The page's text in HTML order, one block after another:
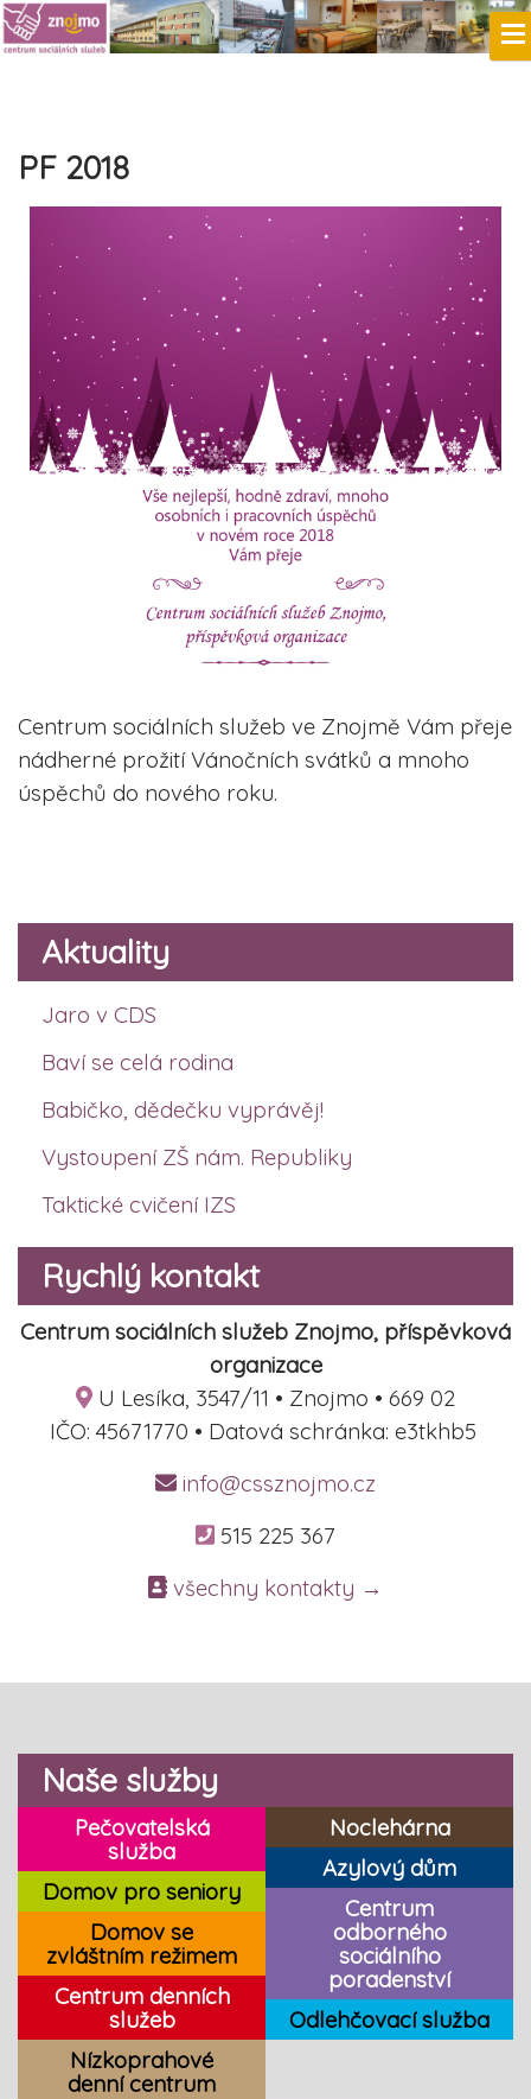
PF 2018
Centrum sociálních služeb ve Znojmě Vám přeje
nádherné prožití Vánočních svátků a mnoho
úspěchů do nového roku.
Aktuality
Jaro v CDS
Baví se celá rodina
Babičko, dědečku vyprávěj!
Vystoupení ZŠ nám. Republiky
Taktické cvičení IZS
Rychlý kontakt
Centrum sociálních služeb Znojmo, příspěvková
organizace
U Lesíka, 3547/11 • Znojmo • 669 02
IČO: 45671770 • Datová schránka: e3tkhb5
info@cssznojmo.cz
515 225 367
všechny kontakty →
Naše služby
Pečovatelská
služba
Domov pro seniory
Domov se
zvláštním režimem
Centrum denních
služeb
Nízkoprahové
denní centrum
Noclehárna
Azylový dům
Centrum
odborného
sociálního
poradenství
Odlehčovací služba